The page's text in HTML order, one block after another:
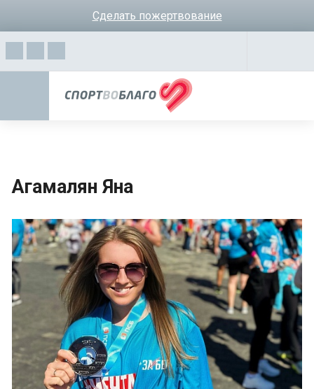
Сделать пожертвование
Агамалян Яна